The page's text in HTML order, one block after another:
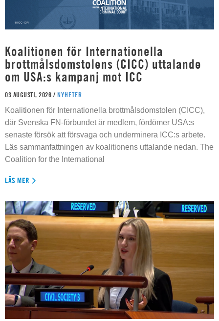
Koalitionen för Internationella
brottmålsdomstolens (CICC) uttalande
om USA:s kampanj mot ICC
03 AUGUSTI, 2026 / NYHETER
Koalitionen för Internationella brottmålsdomstolen (CICC),
där Svenska FN-förbundet är medlem, fördömer USA:s
senaste försök att försvaga och underminera ICC:s arbete.
Läs sammanfattningen av koalitionens uttalande nedan. The
Coalition for the International
LÄS MER